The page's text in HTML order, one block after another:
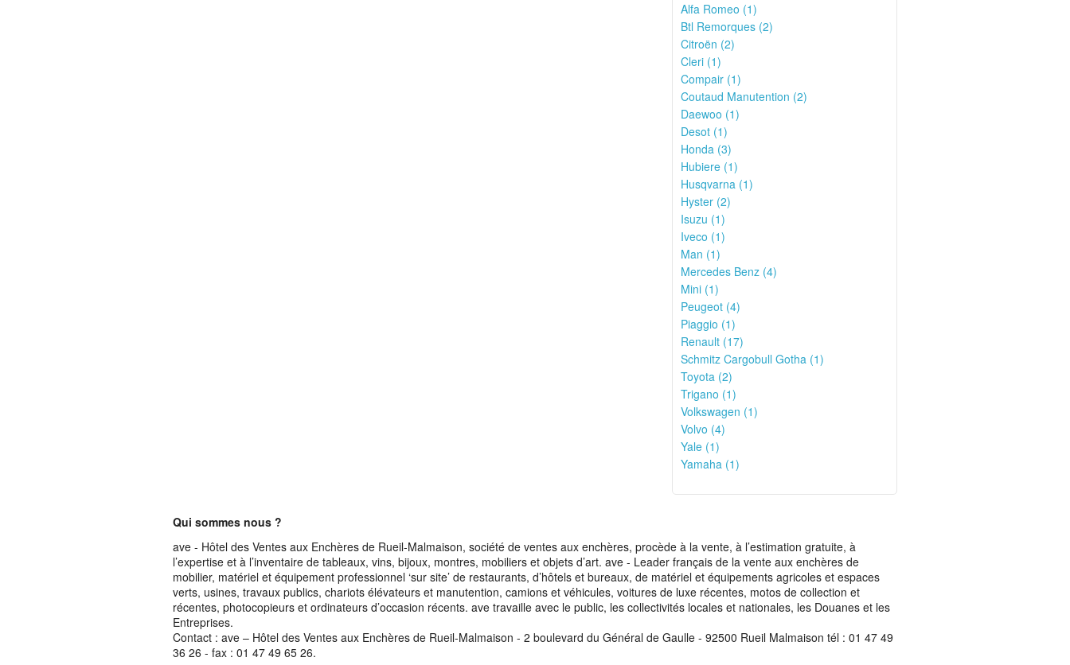
Alfa Romeo (1)
Btl Remorques (2)
Citroën (2)
Cleri (1)
Compair (1)
Coutaud Manutention (2)
Daewoo (1)
Desot (1)
Honda (3)
Hubiere (1)
Husqvarna (1)
Hyster (2)
Isuzu (1)
Iveco (1)
Man (1)
Mercedes Benz (4)
Mini (1)
Peugeot (4)
Piaggio (1)
Renault (17)
Schmitz Cargobull Gotha (1)
Toyota (2)
Trigano (1)
Volkswagen (1)
Volvo (4)
Yale (1)
Yamaha (1)
Qui sommes nous ?
ave - Hôtel des Ventes aux Enchères de Rueil-Malmaison, société de ventes aux enchères, procède à la vente, à l’estimation gratuite, à
l’expertise et à l’inventaire de tableaux, vins, bijoux, montres, mobiliers et objets d’art. ave - Leader français de la vente aux enchères de
mobilier, matériel et équipement professionnel ‘sur site’ de restaurants, d’hôtels et bureaux, de matériel et équipements agricoles et espaces
verts, usines, travaux publics, chariots élévateurs et manutention, camions et véhicules, voitures de luxe récentes, motos de collection et
récentes, photocopieurs et ordinateurs d’occasion récents. ave travaille avec le public, les collectivités locales et nationales, les Douanes et les
Entreprises.
Contact : ave – Hôtel des Ventes aux Enchères de Rueil-Malmaison - 2 boulevard du Général de Gaulle - 92500 Rueil Malmaison tél : 01 47 49
36 26 - fax : 01 47 49 65 26.